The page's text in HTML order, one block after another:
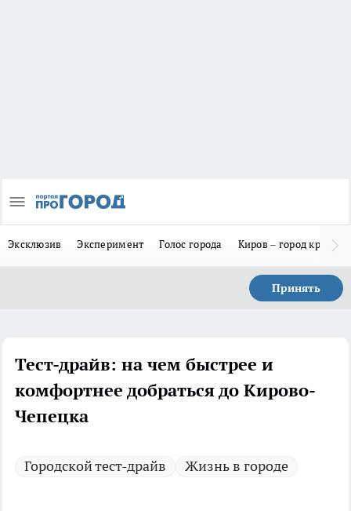
Эксклюзив Эксперимент Голос города Киров – город
Принять
Тест-драйв: на чем быстрее и
комфортнее добраться до Кирово-
Чепецка
Городской тест-драйв Жизнь в городе